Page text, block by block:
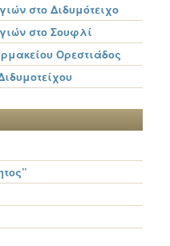
στο Διδυμότειχο
στο Σουφλί
Ορεστιάδος